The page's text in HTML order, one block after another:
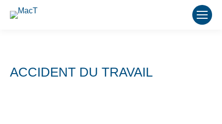
ACCIDENT DU TRAVAIL